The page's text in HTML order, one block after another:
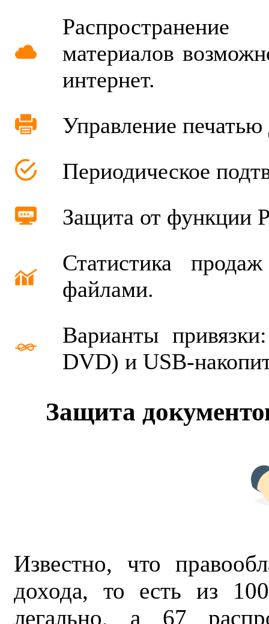
материалов
интернет.
Управление
Периодическое
Защита от функции
Статистика
файлами.
Варианты
DVD) и USB-
Защита
Известно, что
дохода, то есть из
легально, а 67